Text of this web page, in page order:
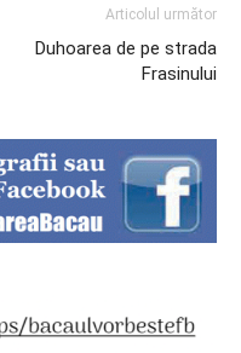
Articolul următor
Duhoarea de pe strada
Frasinului